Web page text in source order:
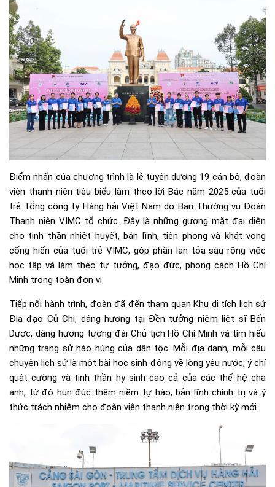
Điểm nhấn của chương trình là lễ tuyên dương 19 cán bộ, đoàn
viên thanh niên tiêu biểu làm theo lời Bác năm 2025 của tuổi
trẻ Tổng công ty Hàng hải Việt Nam do Ban Thường vụ Đoàn
Thanh niên VIMC tổ chức. Đây là những gương mặt đại diện
cho tinh thần nhiệt huyết, bản lĩnh, tiên phong và khát vọng
cống hiến của tuổi trẻ VIMC, góp phần lan tỏa sâu rộng việc
học tập và làm theo tư tưởng, đạo đức, phong cách Hồ Chí
Minh trong toàn đơn vị.
Tiếp nối hành trình, đoàn đã đến tham quan Khu di tích lịch sử
Địa đạo Củ Chi, dâng hương tại Đền tưởng niệm liệt sĩ Bến
Dược, dâng hương tượng đài Chủ tịch Hồ Chí Minh và tìm hiểu
những trang sử hào hùng của dân tộc. Mỗi địa danh, mỗi câu
chuyện lịch sử là một bài học sinh động về lòng yêu nước, ý chí
quật cường và tinh thần hy sinh cao cả của các thế hệ cha
anh, từ đó hun đúc thêm niềm tự hào, bản lĩnh chính trị và ý
thức trách nhiệm cho đoàn viên thanh niên trong thời kỳ mới.